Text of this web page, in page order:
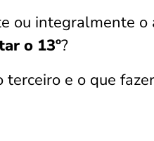
ou integralmente o
o 13º?
e o que